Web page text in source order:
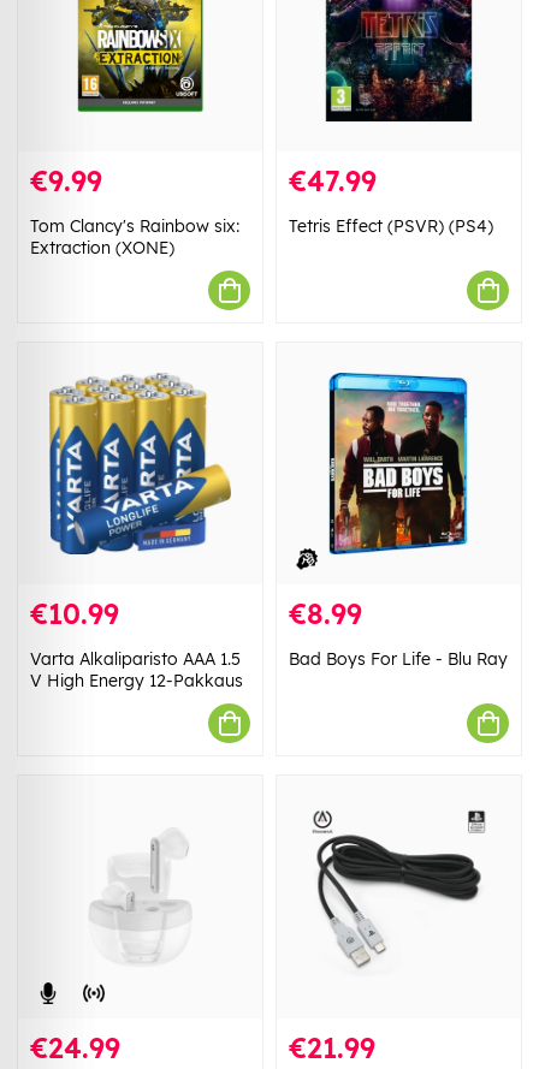
€9.99
Tom Clancy's Rainbow six:
Extraction (XONE)
€47.99
Tetris Effect (PSVR) (PS4)
€10.99
Varta Alkaliparisto AAA 1.5
V High Energy 12-Pakkaus
€8.99
Bad Boys For Life - Blu Ray
€24.99 €21.99